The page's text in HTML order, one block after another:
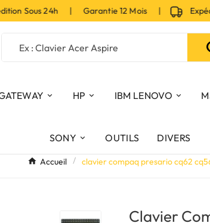
Sous 24h | Garantie 12 Mois |
HP IBM LENOVO
SONY OUTILS DIVERS
Accueil clavier compaq presario cq62
Clavier